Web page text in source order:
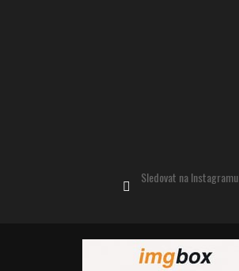
Sledovat na Instagramu